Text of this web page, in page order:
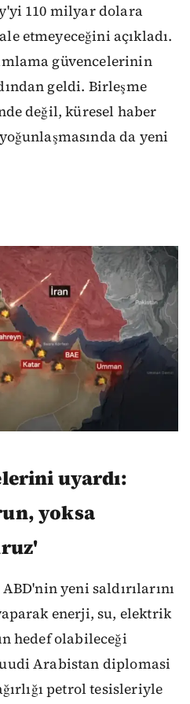
110 milyar dolara
etmeyeceğini açıkladı.
güvencelerinin
geldi. Birleşme
değil, küresel haber
da yeni
uyardı:
yoksa
yeni saldırılarını
enerji, su, elektrik
hedef olabileceği
Arabistan diplomasi
petrol tesisleriyle